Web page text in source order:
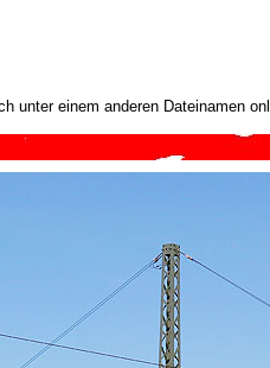
unter einem anderen Dateinamen